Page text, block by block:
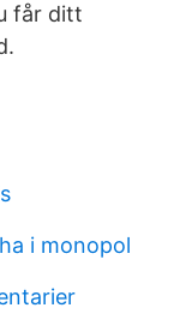
får ditt
i monopol